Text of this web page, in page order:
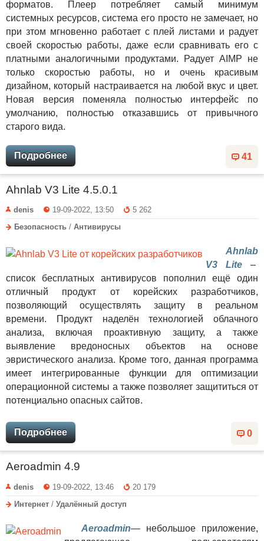
форматов. Плеер потребляет самый минимум
системных ресурсов, система его просто не замечает, но
при зтом мгновенно работает с плей листами и радует
своей скоростью работы, даже если сравнивать его с
платными аналогичными продуктами. Радует AIMP не
только скоростью работы, но и очень красивым
дизайном, который настраивается на любой вкус и цвет.
Новая версия поменяла полностью интерфейс по
умолчанию, полностью отказавшись от привычного
старого вида.
41
Подробнее
Ahnlab V3 Lite 4.5.0.1
denis 19-09-2022, 13:50
5 262
Безопасность / Антивирусы
Ahnlab
V3 Lite –
список бесплатных антивирусов пополнил ещё один
отличный продукт от корейских разработчиков,
позволяющий осуществлять защиту в реальном
времени. Продукт наделён технологией облачного
анализа, включая проактивную защиту, а также
выявление вредоносных объектов на основе
эвристического анализа. Кроме того, данная программа
имеет интегрированные функции для оптимизации
операционной системы а также позволяет защититься от
потенциально опасных сайтов.
0
Подробнее
Aeroadmin 4.9
denis 19-09-2022, 13:46
20 179
Интернет / Удалённый доступ
Aeroadmin— небольшое приложение,